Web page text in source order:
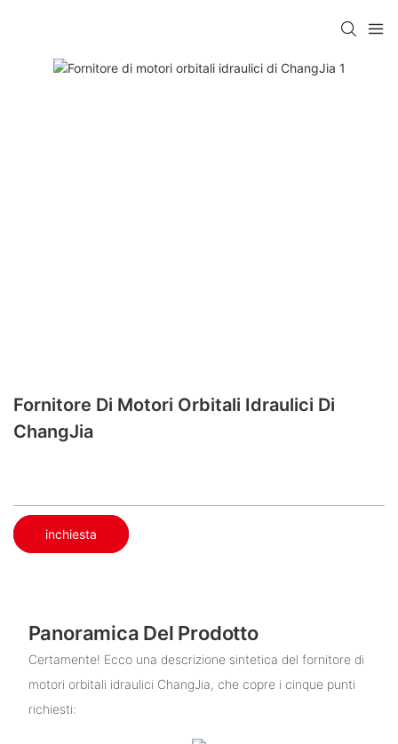
Fornitore Di Motori Orbitali Idraulici Di
ChangJia
inchiesta
Panoramica Del Prodotto
Certamente! Ecco una descrizione sintetica del fornitore di
motori orbitali idraulici ChangJia, che copre i cinque punti
richiesti: